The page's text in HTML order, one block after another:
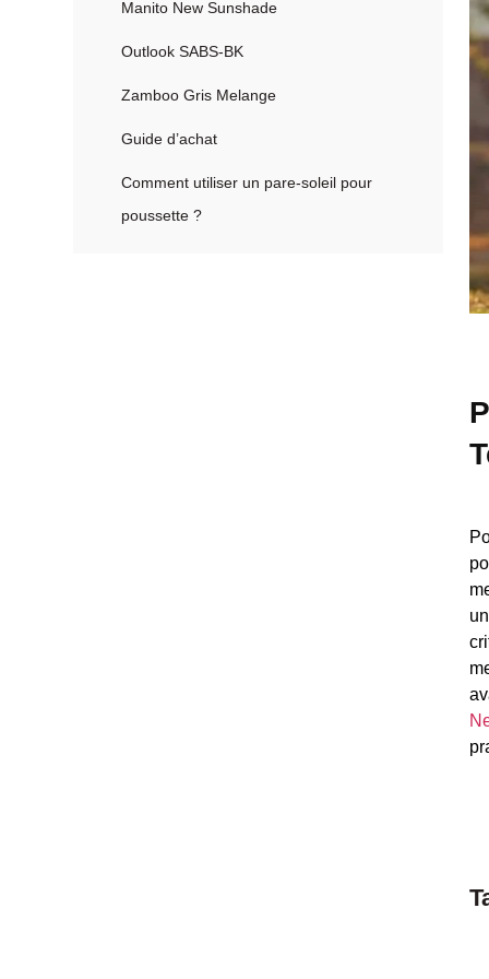
Manito New Sunshade
Outlook SABS-BK
Zamboo Gris Melange
Guide d’achat
Comment utiliser un pare-soleil pour
poussette ?